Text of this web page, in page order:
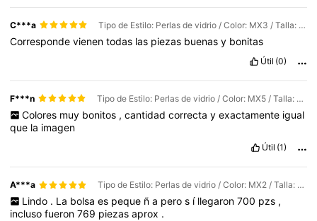
C***a Tipo de Estilo: Perlas de vidrio / Color: MX3 / Talla: 2-2,5 mm
Correspondevienentodas las piezas buenasy bonitas
Útil (0)
F***n Tipo de Estilo: Perlas de vidrio / Color: MX5 / Talla: 2-2,5 mm
Colores muy bonitos , cantidad correcta y exactamente igual
que la imagen
Útil (1)
A***a Tipo de Estilo: Perlas de vidrio / Color: MX2 / Talla: 2-2,5 mm
Lindo . La bolsa es peque ñ a pero s í llegaron 700 pzs ,
inclusofueron769 piezasaprox .